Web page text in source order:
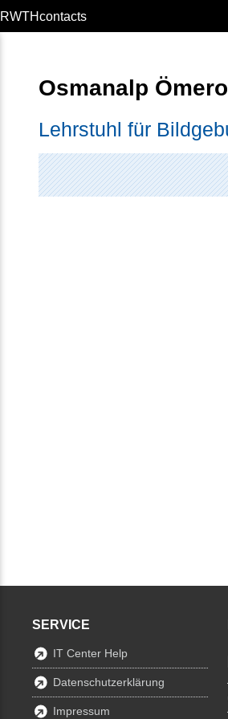
RWTHcontacts
Osmanalp
Lehrstuhl für
SERVICE
IT Center Help
Datenschutzerklärung
Impressum